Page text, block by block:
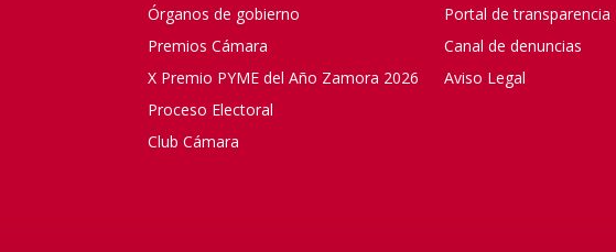
Órganos de gobierno
Premios Cámara
X Premio PYME del Año Zamora 2026
Proceso Electoral
Club Cámara
Portal de transparencia
Canal de denuncias
Aviso Legal